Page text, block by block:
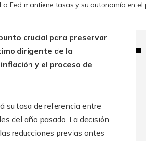
Fed mantiene tasas y su autonomía en el
crucial para preservar
dirigente de la
y el proceso de
su tasa de referencia entre
del año pasado. La decisión
reducciones previas antes